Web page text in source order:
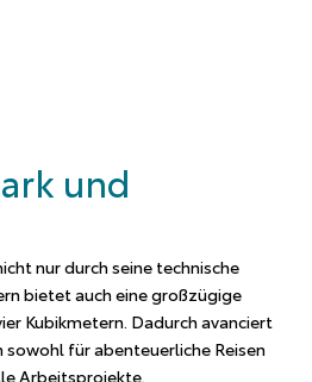
und
nur durch seine technische
bietet auch eine großzügige
Kubikmetern. Dadurch avanciert
für abenteuerliche Reisen
Arbeitsprojekte.